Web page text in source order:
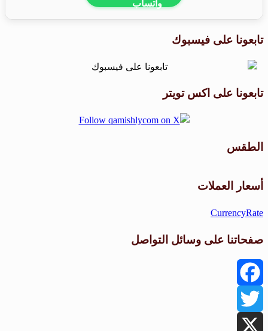
تابعونا على فيسبوك
تابعونا على اكس تويتر
الطقس
أسعار العملات
CurrencyRate
صفحاتنا على وسائل التواصل
Facebook
Twitter